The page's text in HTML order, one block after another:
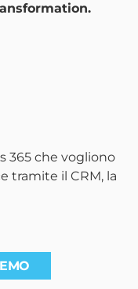
365 che vogliono
tramite il CRM, la